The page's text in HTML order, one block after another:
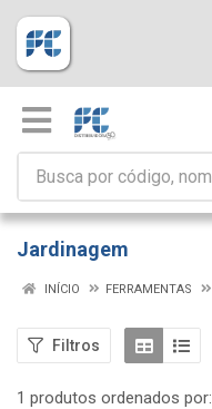
Jardinagem
INÍCIO FERRAMENTAS
Filtros
1 produtos ordenados por: